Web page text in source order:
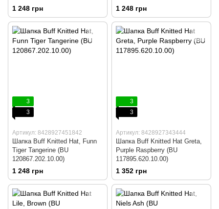
1 248 грн 1 248 грн
3
3
Артикул: 8428927451842
Шапка Buff Knitted Hat, Funn
Tiger Tangerine (BU
120867.202.10.00)
1 248 грн
3
3
Артикул: 8428927343444
Шапка Buff Knitted Hat Greta,
Purple Raspberry (BU
117895.620.10.00)
1 352 грн